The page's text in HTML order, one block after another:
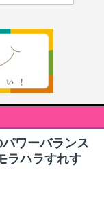
ワーバランス
ラハラすれす